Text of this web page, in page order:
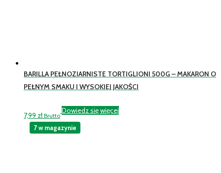
BARILLA PEŁNOZIARNISTE TORTIGLIONI 500G – MAKARON O
PEŁNYM SMAKU I WYSOKIEJ JAKOŚCI
7,99 zł Brutto
Dowiedz się więcej
7 w magazynie